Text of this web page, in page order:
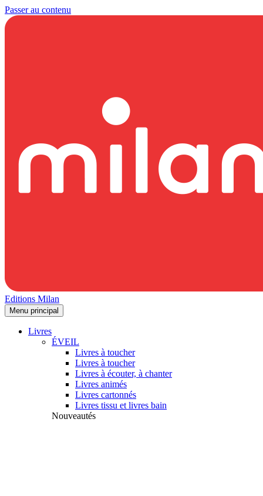
Passer au contenu
Editions Milan
Menu principal
Livres
ÉVEIL
Livres à toucher
Livres à toucher
Livres à écouter, à chanter
Livres animés
Livres cartonnés
Livres tissu et livres bain
Nouveautés